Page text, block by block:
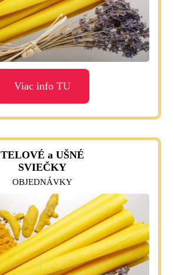
Viac info TU
TELOVÉ a UŠNÉ
SVIEČKY
OBJEDNÁVKY